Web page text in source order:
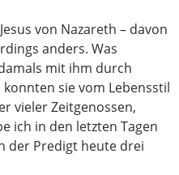
von Nazareth – davon
anders. Was
mit ihm durch
konnten sie vom Lebensstil
vieler Zeitgenossen,
ich in den letzten Tagen
der Predigt heute drei